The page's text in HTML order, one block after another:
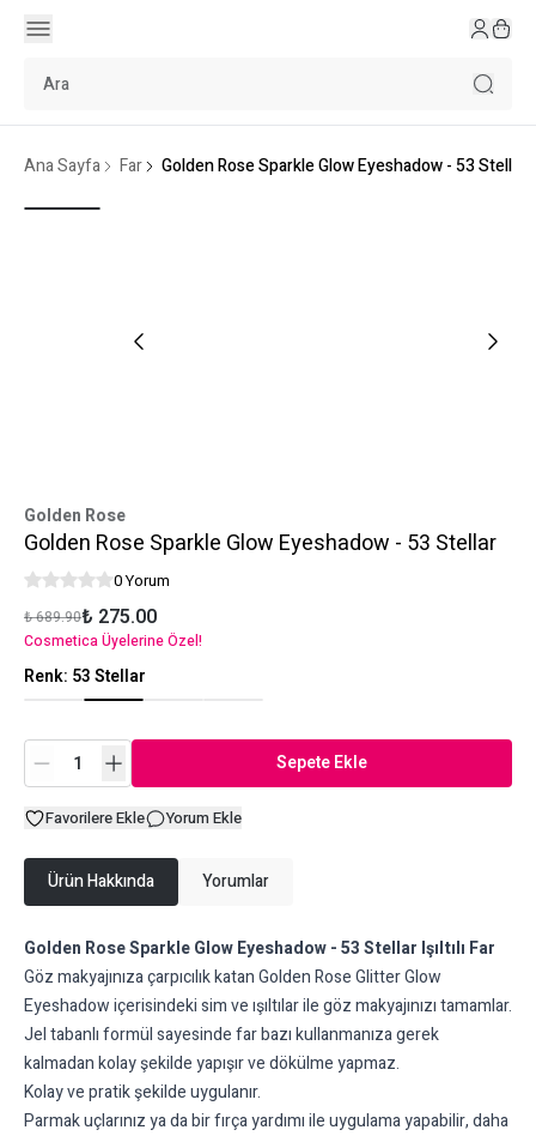
Ana Sayfa Far Golden Rose Sparkle Glow Eyeshadow - 53 Stellar
Golden Rose
Golden Rose Sparkle Glow Eyeshadow - 53 Stellar
0 Yorum
₺ 689.90₺ 275.00
Cosmetica Üyelerine Özel!
Renk: 53 Stellar
Sepete Ekle
Favorilere Ekle Yorum Ekle
Ürün Hakkında Yorumlar
Golden Rose Sparkle Glow Eyeshadow - 53 Stellar Işıltılı Far
Göz makyajınıza çarpıcılık katan Golden Rose Glitter Glow
Eyeshadow içerisindeki sim ve ışıltılar ile göz makyajınızı tamamlar.
Jel tabanlı formül sayesinde far bazı kullanmanıza gerek
kalmadan kolay şekilde yapışır ve dökülme yapmaz.
Kolay ve pratik şekilde uygulanır.
Parmak uçlarınız ya da bir fırça yardımı ile uygulama yapabilir, daha